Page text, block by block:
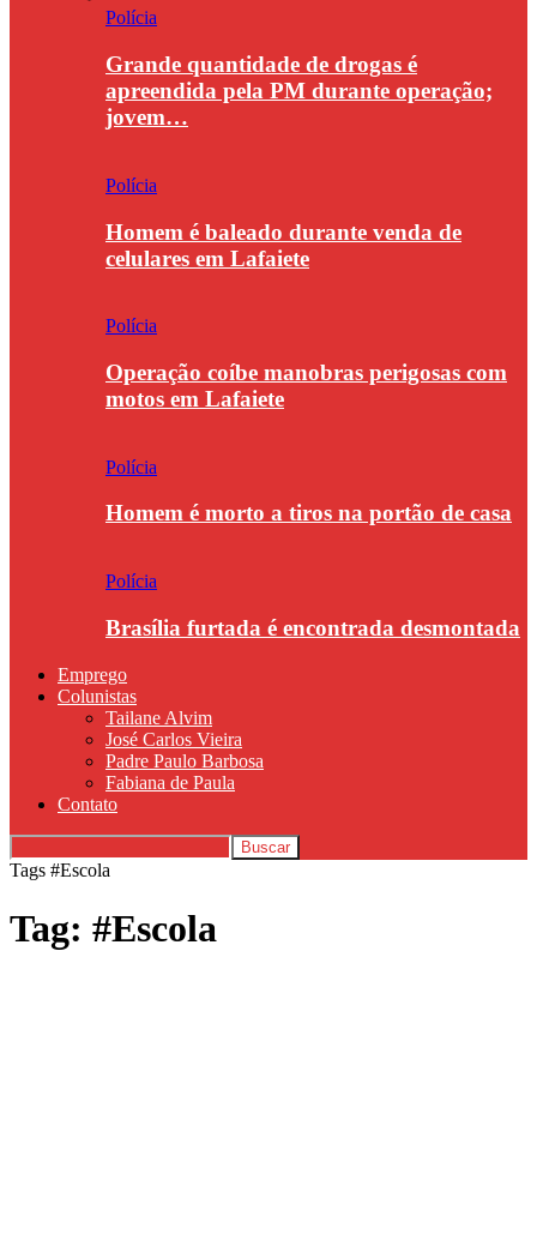
Polícia
Grande quantidade de drogas é
apreendida pela PM durante operação;
jovem…
Polícia
Homem é baleado durante venda de
celulares em Lafaiete
Polícia
Operação coíbe manobras perigosas com
motos em Lafaiete
Polícia
Homem é morto a tiros na portão de casa
Polícia
Brasília furtada é encontrada desmontada
Emprego
Colunistas
Tailane Alvim
José Carlos Vieira
Padre Paulo Barbosa
Fabiana de Paula
Contato
Tags #Escola
Tag: #Escola